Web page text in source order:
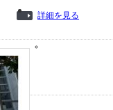
詳細を見る